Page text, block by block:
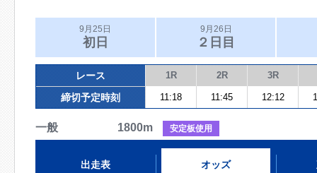
9月25日
初日
9月26日
２日目
レース 1R 2R 3R
締切予定時刻 11:18 11:45 12:12
一般 1800m 安定板使用
出走表 オッズ